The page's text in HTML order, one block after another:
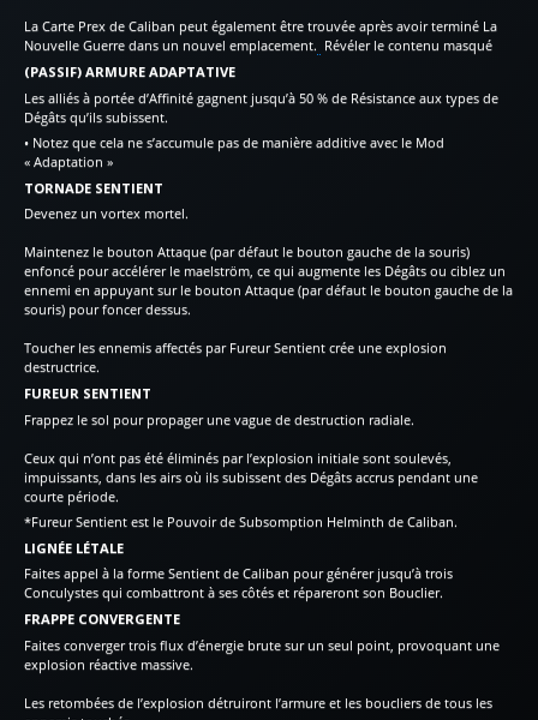
La Carte Prex de Caliban peut également être trouvée après avoir terminé La
Nouvelle Guerre dans un nouvel emplacement. Révéler le contenu masqué
(PASSIF) ARMURE ADAPTATIVE
Les alliés à portée d’Affinité gagnent jusqu’à 50 % de Résistance aux types de
Dégâts qu’ils subissent.
• Notez que cela ne s’accumule pas de manière additive avec le Mod
« Adaptation »
TORNADE SENTIENT
Devenez un vortex mortel.
Maintenez le bouton Attaque (par défaut le bouton gauche de la souris)
enfoncé pour accélérer le maelström, ce qui augmente les Dégâts ou ciblez un
ennemi en appuyant sur le bouton Attaque (par défaut le bouton gauche de la
souris) pour foncer dessus.
Toucher les ennemis affectés par Fureur Sentient crée une explosion
destructrice.
FUREUR SENTIENT
Frappez le sol pour propager une vague de destruction radiale.
Ceux qui n’ont pas été éliminés par l’explosion initiale sont soulevés,
impuissants, dans les airs où ils subissent des Dégâts accrus pendant une
courte période.
*Fureur Sentient est le Pouvoir de Subsomption Helminth de Caliban.
LIGNÉE LÉTALE
Faites appel à la forme Sentient de Caliban pour générer jusqu’à trois
Conculystes qui combattront à ses côtés et répareront son Bouclier.
FRAPPE CONVERGENTE
Faites converger trois flux d’énergie brute sur un seul point, provoquant une
explosion réactive massive.
Les retombées de l’explosion détruiront l’armure et les boucliers de tous les